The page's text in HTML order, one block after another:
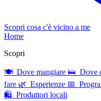
Scopri cosa c'è vicino a me
Home
Scopri
🍽 Dove mangiare 🛌 Dove
fare 🌿 Esperienze 📅
🛍 Produttori locali